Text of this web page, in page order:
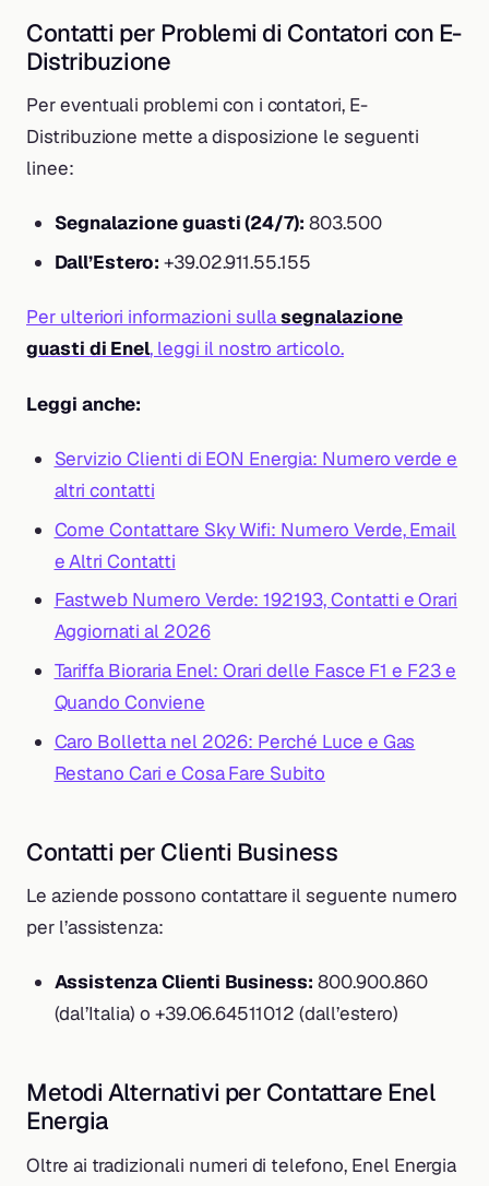
Contatti per Problemi di Contatori con E-
Distribuzione
Per eventuali problemi con i contatori, E-
Distribuzione mette a disposizione le seguenti
linee:
Segnalazione guasti (24/7): 803.500
Dall’Estero: +39.02.911.55.155
Per ulteriori informazioni sullasegnalazione
guasti di Enel, leggi il nostro articolo.
Leggi anche:
Servizio Clienti di EON Energia: Numero verde e
altri contatti
Come Contattare Sky Wifi: Numero Verde, Email
e Altri Contatti
Fastweb Numero Verde: 192193, Contatti e Orari
Aggiornati al 2026
Tariffa Bioraria Enel: Orari delle Fasce F1 e F23 e
Quando Conviene
Caro Bolletta nel 2026: Perché Luce e Gas
Restano Cari e Cosa Fare Subito
Contatti per Clienti Business
Le aziende possono contattare il seguente numero
per l’assistenza:
Assistenza Clienti Business: 800.900.860
(dal’Italia) o +39.06.64511012 (dall’estero)
Metodi Alternativi per Contattare Enel
Energia
Oltre ai tradizionali numeri di telefono, Enel Energia